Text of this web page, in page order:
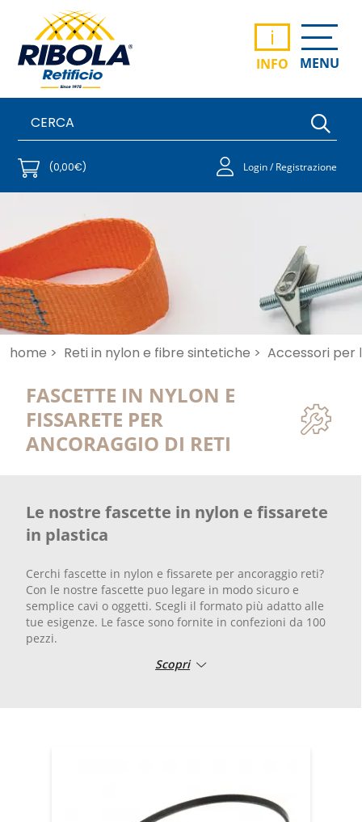
i
INFO MENU
(0,00€) Login / Registrazione
home > Reti in nylon e fibre sintetiche > Accessori per
FASCETTE IN NYLON E
FISSARETE PER
ANCORAGGIO DI RETI
Le nostre fascette in nylon e fissarete
in plastica
Cerchi fascette in nylon e fissarete per ancoraggio reti?
Con le nostre fascette puo legare in modo sicuro e
semplice cavi o oggetti. Scegli il formato più adatto alle
tue esigenze. Le fasce sono fornite in confezioni da 100
pezzi.
Scopri